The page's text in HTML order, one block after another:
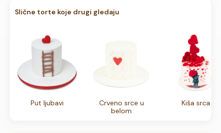
Slične torte koje drugi gledaju
Put ljubavi
Crveno srce u
belom
Kiša srca